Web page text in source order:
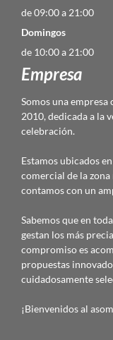
de 09:00 a 21:00
Domingos
de 10:00 a 21:00
Empresa
Somos una empresa
2010, dedicada a la
celebración.
Estamos ubicados
comercial de la
contamos con un
Sabemos que en
gestan los más
compromiso es
propuestas
cuidadosamente
¡Bienvenidos al